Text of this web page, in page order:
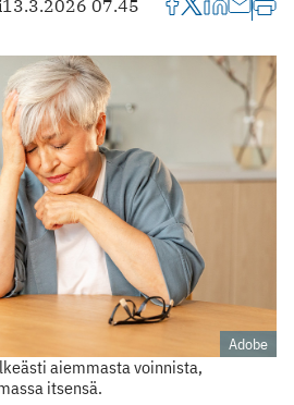
13.3.2026 07.45
Adobe
aiemmasta voinnista,
itsensä.